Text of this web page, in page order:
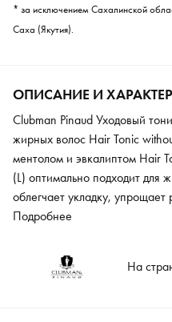
* за исключением Сахалинской
Саха (Якутия).
ОПИСАНИЕ И
Clubman Pinaud Уходовый
жирных волос Hair Tonic
ментолом и эвкалиптом Hair
(L) оптимально подходит для
облегчает укладку,
неэстетический блеск,
аромат и ощущение чистоты
эластичными, послушными и
Подробнее
На